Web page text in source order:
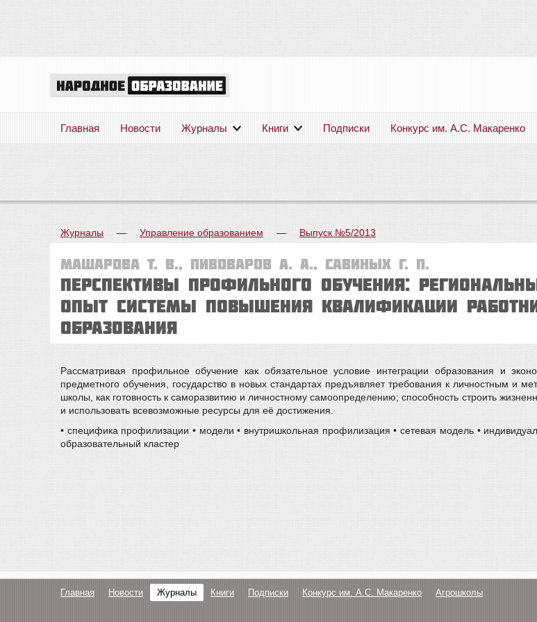
Главная Новости Журналы Книги Подписки Конкурс им. А.С. Макаренко
Журналы — Управление образованием — Выпуск №5/2013
Машарова Т. В., Пивоваров А. А., Савиных Г. П.
Перспективы профильного обучения:
опыт системы повышения квалификации
образования
Рассматривая профильное обучение как обязательное условие интеграции образования и
предметного обучения, государство в новых стандартах предъявляет требования к личностным и
школы, как готовность к саморазвитию и личностному самоопределению; способность строить
и использовать всевозможные ресурсы для её достижения.
• специфика профилизации • модели • внутришкольная профилизация • сетевая модель •
образовательный кластер
Главная Новости Журналы Книги Подписки Конкурс им. А.С. Макаренко Агрошколы